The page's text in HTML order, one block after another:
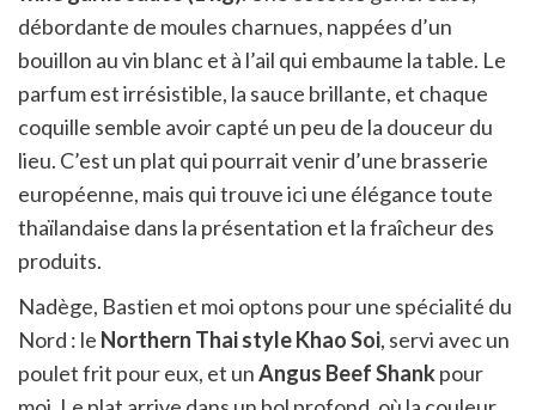
débordante de moules charnues, nappées d’un
bouillon au vin blanc et à l’ail qui embaume la table. Le
parfum est irrésistible, la sauce brillante, et chaque
coquille semble avoir capté un peu de la douceur du
lieu. C’est un plat qui pourrait venir d’une brasserie
européenne, mais qui trouve ici une élégance toute
thaïlandaise dans la présentation et la fraîcheur des
produits.
Nadège, Bastien et moi optons pour une spécialité du
Nord : le Northern Thai style Khao Soi, servi avec un
poulet frit pour eux, et unAngus Beef Shankpour